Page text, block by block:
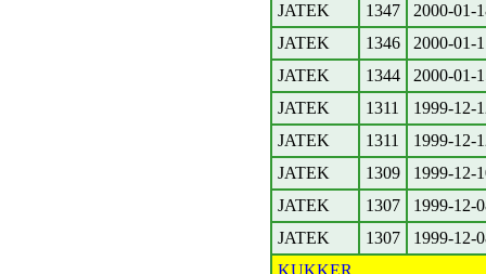
JATEK
1347
2000-01-
JATEK
1346
2000-01-
JATEK
1344
2000-01-
JATEK
1311
1999-12-
JATEK
1311
1999-12-
JATEK
1309
1999-12-
JATEK
1307
1999-12-
JATEK
1307
1999-12-
KUKKER